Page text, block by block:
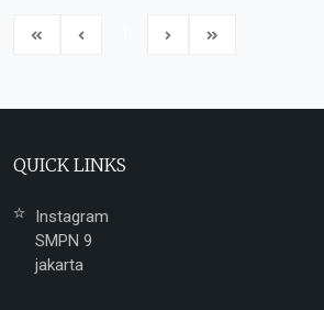
QUICK LINKS
Instagram
SMPN 9
jakarta